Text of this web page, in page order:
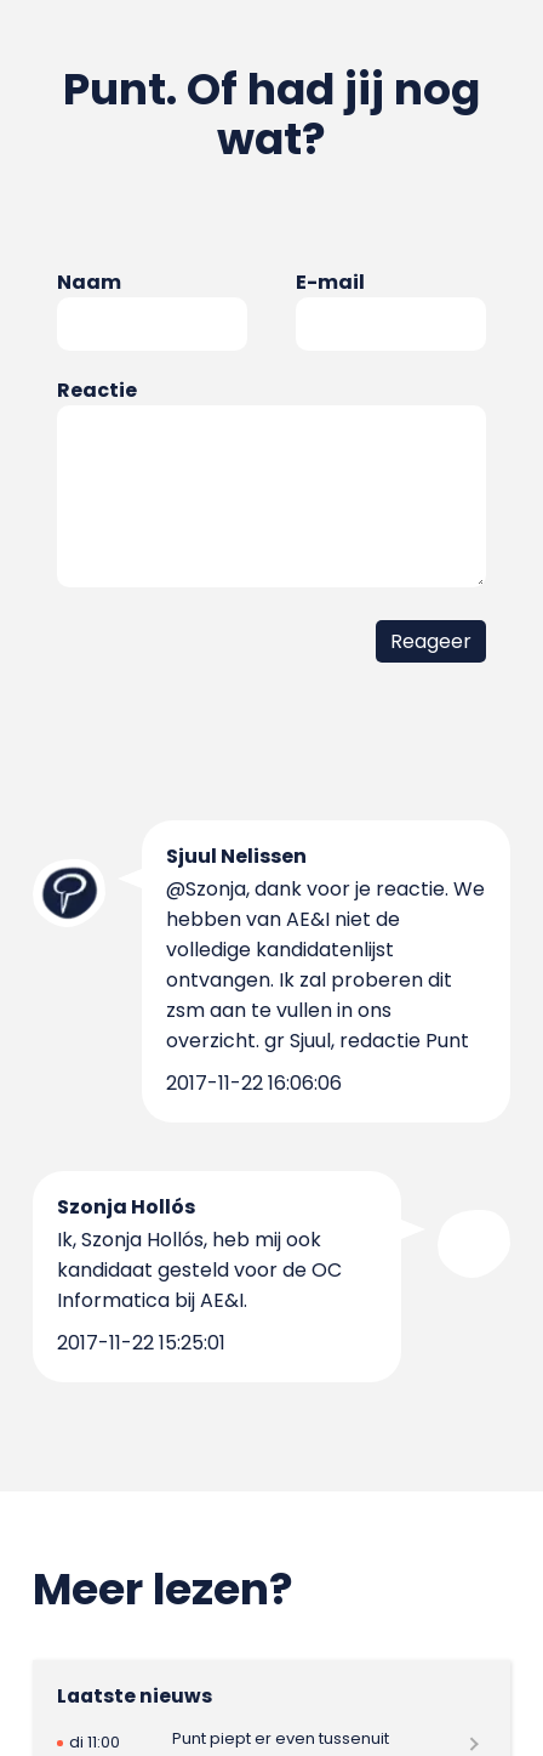
Punt. Of had jij nog
wat?
Naam E-mail
Reactie
Sjuul Nelissen
@Szonja, dank voor je reactie. We
hebben van AE&I niet de
volledige kandidatenlijst
ontvangen. Ik zal proberen dit
zsm aan te vullen in ons
overzicht. gr Sjuul, redactie Punt
2017-11-22 16:06:06
Szonja Hollós
Ik, Szonja Hollós, heb mij ook
kandidaat gesteld voor de OC
Informatica bij AE&I.
2017-11-22 15:25:01
Meer lezen?
Laatste nieuws
di 11:00
Punt piept er even tussenuit